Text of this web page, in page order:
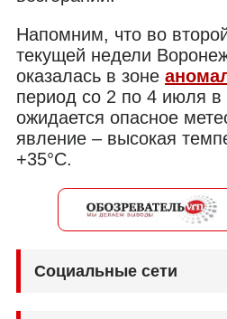
Напомним, что во
текущей недели
оказалась в зоне
период со 2 по 4 июля в
ожидается опасное
явление – высокая
+35°C.
Социальные сети